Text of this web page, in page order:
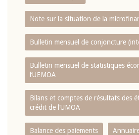
Note sur la situation de la
Bulletin mensuel de conjoncture
Bulletin mensuel de statistiques
l‘UEMOA
Bilans et comptes de résultats des
crédit de l‘UMOA
Balance des paiements